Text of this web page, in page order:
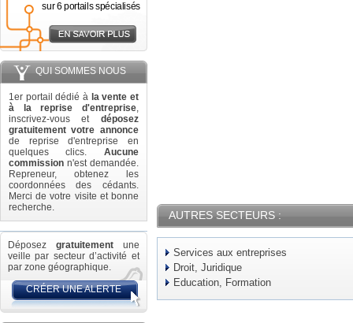
sur 6 portails spécialisés
QUI SOMMES NOUS
1er portail dédié à la vente et
à la reprise d'entreprise,
inscrivez-vous et déposez
gratuitement votre annonce
de reprise d'entreprise en
quelques clics. Aucune
commission n'est demandée.
Repreneur, obtenez les
coordonnées des cédants.
Merci de votre visite et bonne
recherche.
Déposez gratuitement une
veille par secteur d’activité et
par zone géographique.
CRÉER UNE ALERTE
AUTRES SECTEURS :
Services aux entreprises
Droit, Juridique
Education, Formation